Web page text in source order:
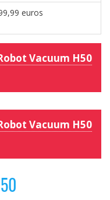
euros
Vacuum H50
Vacuum H50